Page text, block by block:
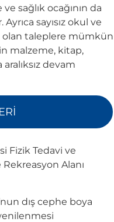
sağlık ocağının da
sayısız okul ve
olan taleplere mümkün
malzeme, kitap,
devam
Fizik Tedavi ve
Alanı
dış cephe boya